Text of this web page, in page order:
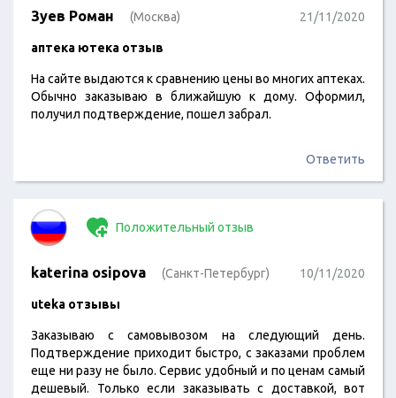
Зуев Роман (Москва) 21/11/2020
аптека ютека отзыв
На сайте выдаются к сравнению цены во многих аптеках.
Обычно заказываю в ближайшую к дому. Оформил,
получил подтверждение, пошел забрал.
Ответить
Положительный отзыв
katerina osipova (Санкт-Петербург) 10/11/2020
uteka отзывы
Заказываю с самовывозом на следующий день.
Подтверждение приходит быстро, с заказами проблем
еще ни разу не было. Сервис удобный и по ценам самый
дешевый. Только если заказывать с доставкой, вот